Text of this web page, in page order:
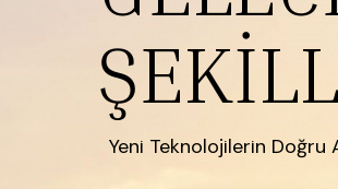
Yeni Teknolojilerin Doğru